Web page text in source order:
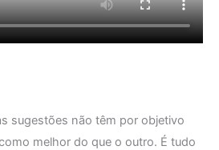
sugestões não têm por objetivo
melhor do que o outro. É tudo